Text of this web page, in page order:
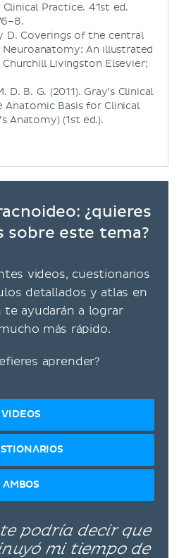
Practice. 41st ed.
D. Coverings of the central
An illustrated
Livingston Elsevier;
D. B. G. (2011). Gray’s Clinical
Anatomic Basis for Clinical
Anatomy) (1st ed.).
¿quieres
sobre este tema?
videos, cuestionarios
detallados y atlas en
te ayudarán a lograr
más rápido.
aprender?
VIDEOS
AMBOS
podría decir que
mi tiempo de